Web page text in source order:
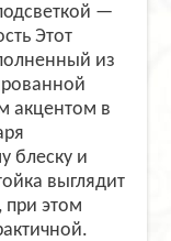
—
Этот
из
акцентом в
блеску и
выглядит
при этом